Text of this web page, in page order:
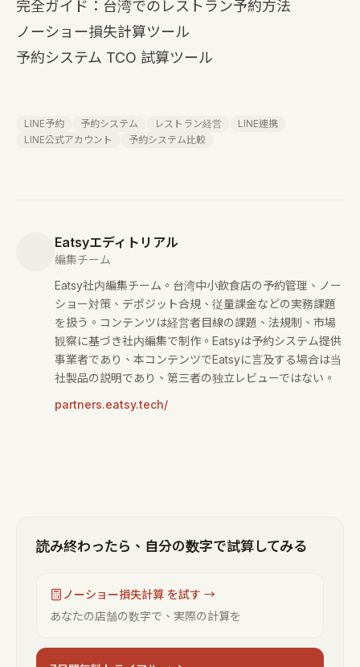
完全ガイド：台湾でのレストラン予約方法
ノーショー損失計算ツール
予約システム TCO 試算ツール
LINE予約 予約システム レストラン経営
LINE連携
LINE公式アカウント
予約システム比較
Eatsyエディトリアル
編集チーム
Eatsy社内編集チーム。台湾中小飲食店の予約管理、ノー
ショー対策、デポジット合規、従量課金などの実務課題
を扱う。コンテンツは経営者目線の課題、法規制、市場
観察に基づき社内編集で制作。Eatsyは予約システム提供
事業者であり、本コンテンツでEatsyに言及する場合は当
社製品の説明であり、第三者の独立レビューではない。
partners.eatsy.tech/
読み終わったら、自分の数字で試算してみる
ノーショー損失計算 を試す →
あなたの店舗の数字で、実際の計算を